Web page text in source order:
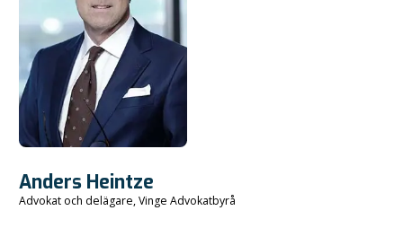
Anders Heintze
Advokat och delägare, Vinge Advokatbyrå